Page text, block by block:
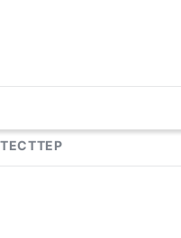
ТЕСТТЕР